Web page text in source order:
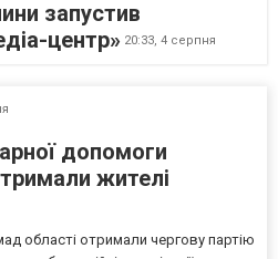
запустив
центр» 20:33, 4 серпня
допомоги
жителі
області отримали чергову партію